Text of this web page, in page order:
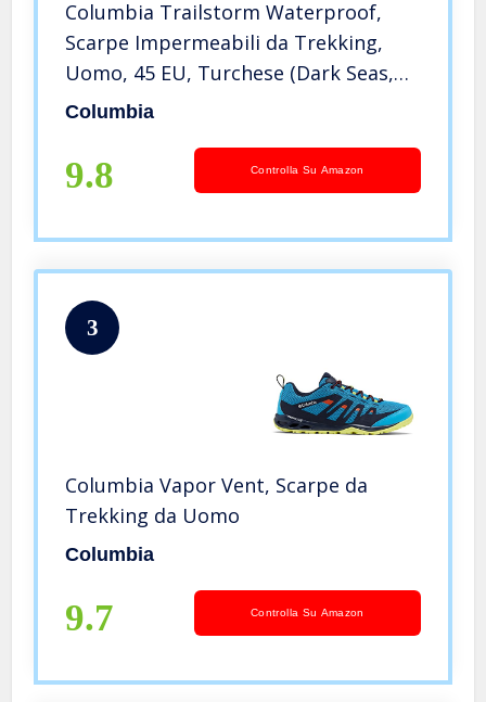
Columbia Trailstorm Waterproof,
Scarpe Impermeabili da Trekking,
Uomo, 45 EU, Turchese (Dark Seas,
Persimmon)
Columbia
9.8 Controlla Su Amazon
3
Columbia Vapor Vent, Scarpe da
Trekking da Uomo
Columbia
9.7 Controlla Su Amazon